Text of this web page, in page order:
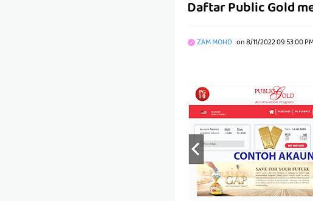
Daftar Public Gold
ZAM MOHD on8/11/2022 09:53:00